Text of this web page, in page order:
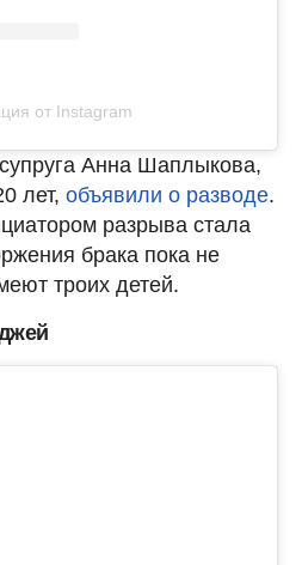
от Instagram
Анна Шаплыкова,
лет, объявили о разводе.
разрыва стала
брака пока не
троих детей.